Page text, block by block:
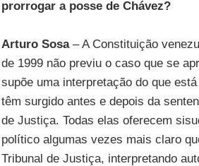
prorrogar a posse de Chávez?
Arturo Sosa – A Constituição
de 1999 não previu o caso que se
supõe uma interpretação do que
têm surgido antes e depois da
de Justiça. Todas elas oferecem
político algumas vezes mais claro
Tribunal de Justiça, interpretando